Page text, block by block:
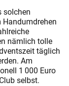
solchen
nämlich tolle
täglich
Am
1 000 Euro
selbst.